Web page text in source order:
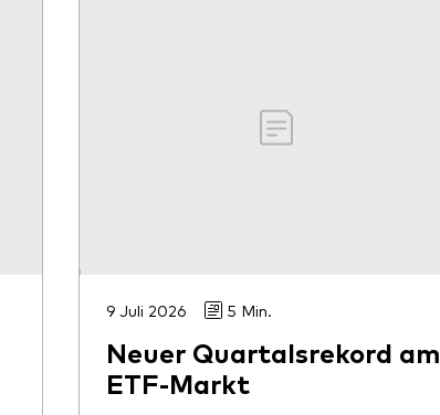
9 Juli 2026 5 Min.
Neuer Quartalsrekord am
ETF-Markt